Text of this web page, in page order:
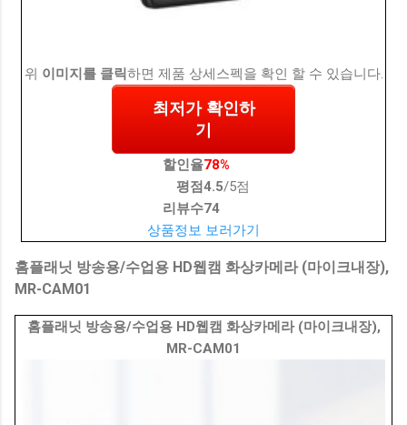
위 이미지를 클릭하면 제품 상세스펙을 확인 할 수 있습니다.
최저가 확인하
기
할인율78%
평점4.5/5점
리뷰수74
상품정보 보러가기
홈플래닛 방송용/수업용 HD웹캠 화상카메라 (마이크내장),
MR-CAM01
홈플래닛 방송용/수업용 HD웹캠 화상카메라 (마이크내장),
MR-CAM01